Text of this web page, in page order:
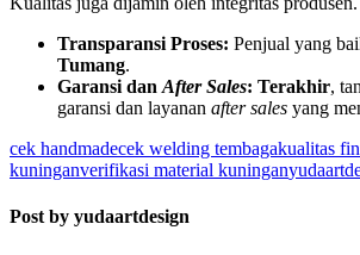
Transparansi Proses: Penjual yang
Tumang.
Garansi dan After Sales: Terakhir,
garansi dan layanan after sales yang
cek handmadecek welding tembagakualitas
kuninganverifikasi material kuningan
Post by yudaartdesign